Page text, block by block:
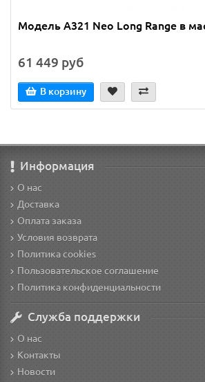
Модель A321 Neo Long Range в
61 449 руб
В корзину
Информация
О нас
Доставка
Оплата заказа
Условия возврата
Политика cookies
Пользовательское соглашение
Политика конфиденциальности
Служба поддержки
О нас
Контакты
Новости